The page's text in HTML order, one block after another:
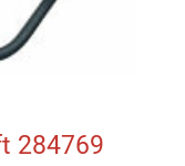
284769